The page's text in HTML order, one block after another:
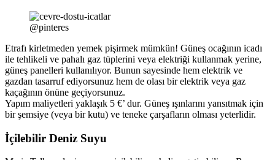
@pinteres
Etrafı kirletmeden yemek pişirmek mümkün! Güneş ocağının icadı
ile tehlikeli ve pahalı gaz tüplerini veya elektriği kullanmak yerine,
güneş panelleri kullanılıyor. Bunun sayesinde hem elektrik ve
gazdan tasarruf ediyorsunuz hem de olası bir elektrik veya gaz
kaçağının önüne geçiyorsunuz.
Yapım maliyetleri yaklaşık 5 €’ dur. Güneş ışınlarını yansıtmak için
bir şemsiye (veya bir kutu) ve teneke çarşafların olması yeterlidir.
İçilebilir Deniz Suyu